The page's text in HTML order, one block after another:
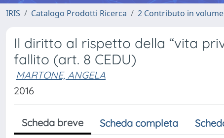
IRIS Catalogo Prodotti Ricerca 2 Contributo in
Il diritto al rispetto della “vita
fallito (art. 8 CEDU)
MARTONE, ANGELA
2016
Scheda breve Scheda completa